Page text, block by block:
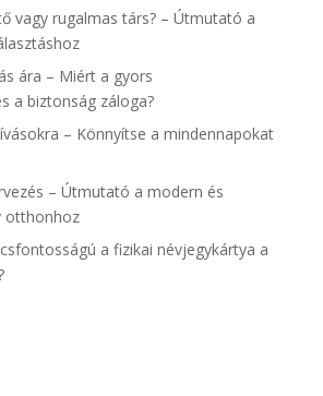
vagy rugalmas társ? – Útmutató a
ára – Miért a gyors
a biztonság záloga?
– Könnyítse a mindennapokat
– Útmutató a modern és
otthonhoz
a fizikai névjegykártya a